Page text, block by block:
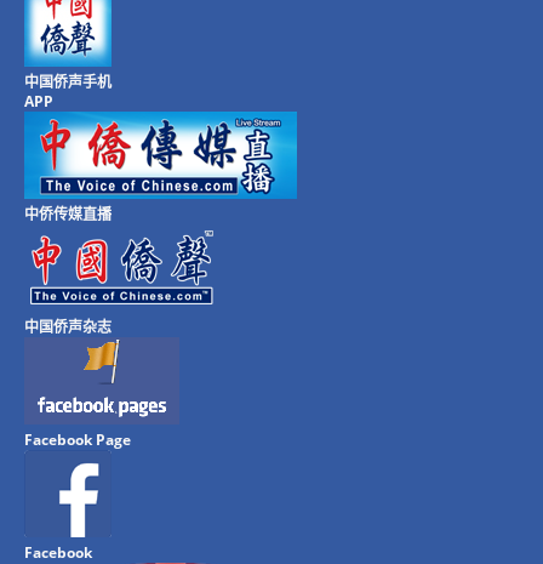
中国侨声手机
APP
中侨传媒直播
中国侨声杂志
Facebook Page
Facebook